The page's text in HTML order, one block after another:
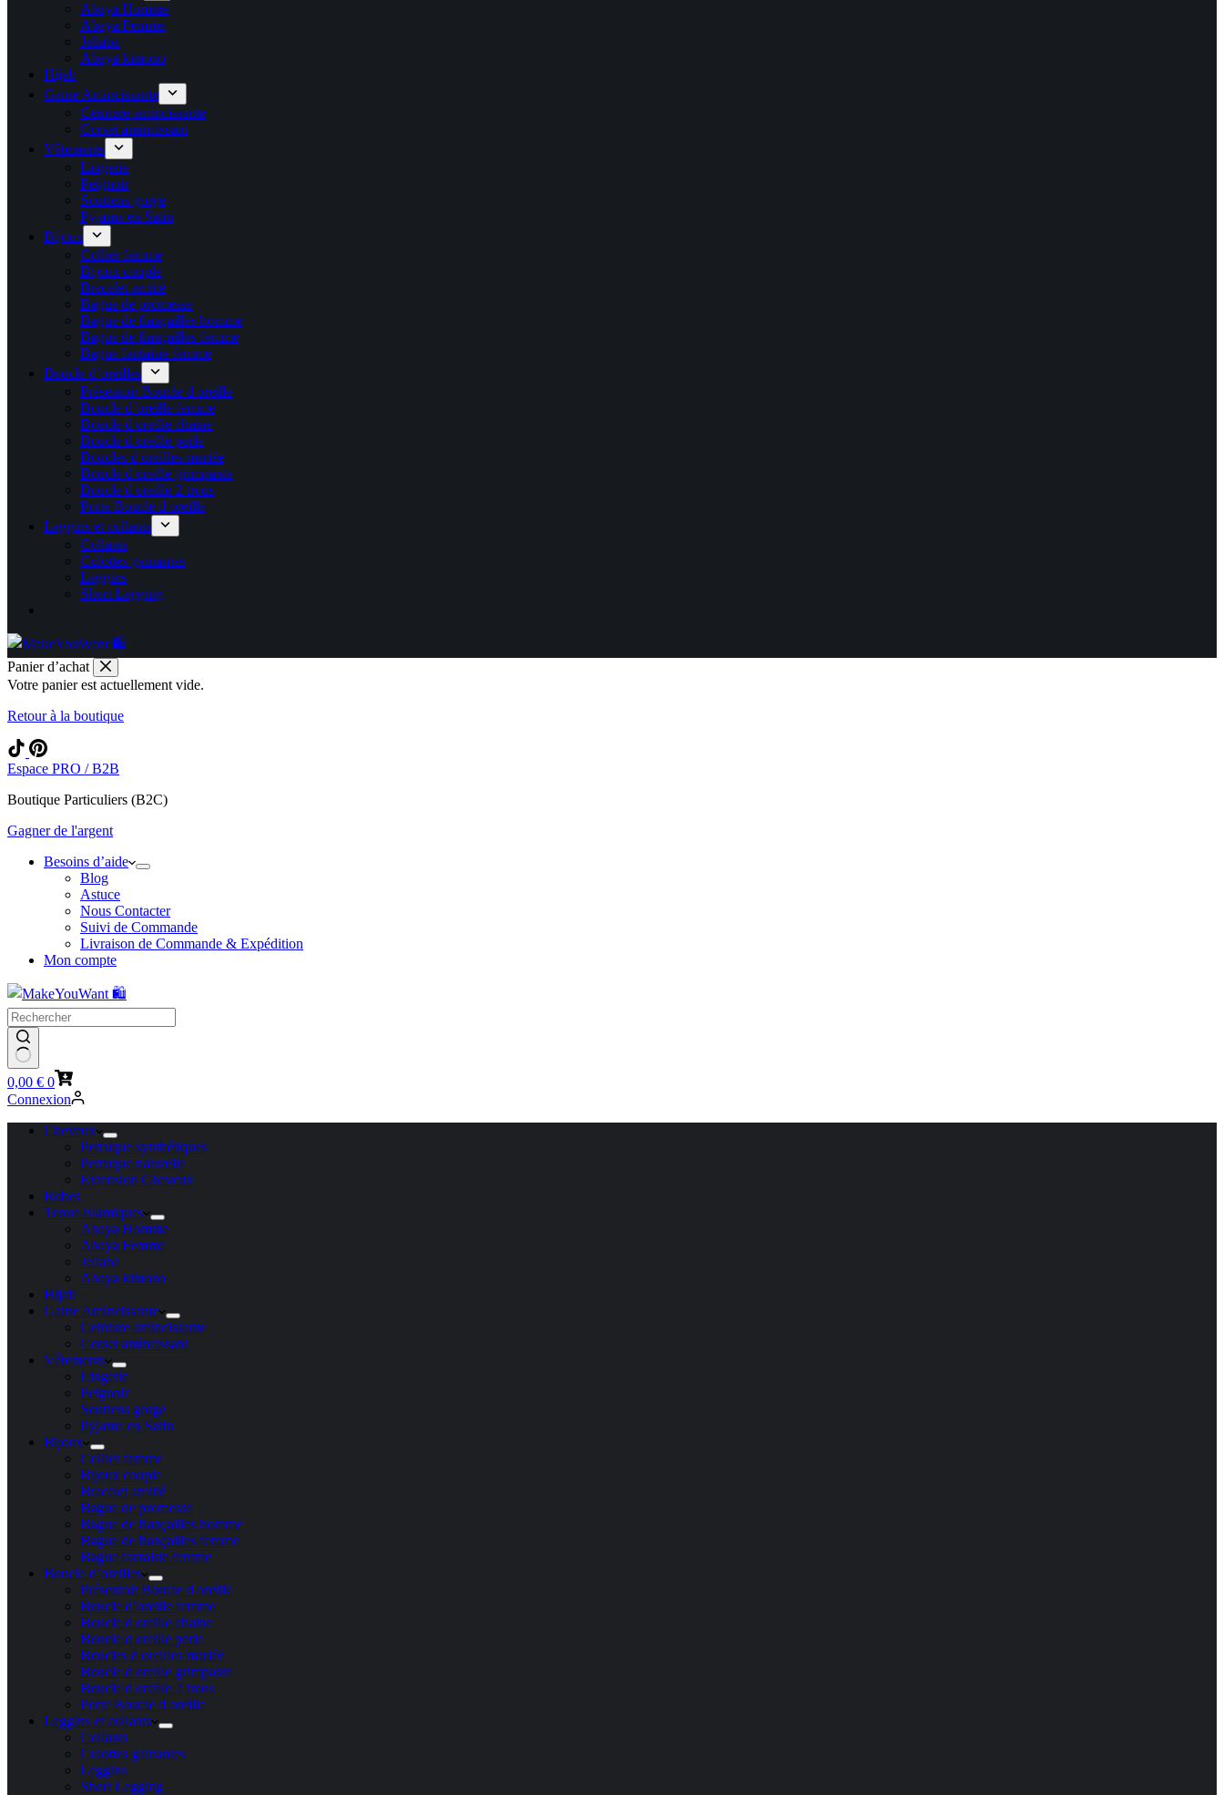
Abaya Homme
Abaya Femme
Jellaba
Abaya kimono
Hijab
Gaine Amincissante
Ceinture amincissante
Corset amincissant
Vêtements
Lingerie
Peignoir
Soutiens gorge
Pyjama en Satin
Bijoux
Collier femme
Bijoux couple
Bracelet amitié
Bague de promesse
Bague de fiançailles homme
Bague de fiançailles femme
Bague fantaisie femme
Boucle d’oreilles
Présentoir Boucle d oreille
Boucle d’oreille femme
Boucle d oreille chaine
Boucle d oreille perle
Boucles d oreilles mariée
Boucle d oreille grimpante
Boucle d oreille 2 trous
Porte Boucle d oreille
Leggins et collants
Collants
Culottes gainantes
Leggins
Short Legging
Panier d’achat
Votre panier est actuellement vide.
Retour à la boutique
Espace PRO / B2B
Boutique Particuliers (B2C)
Gagner de l'argent
Besoins d’aide
Blog
Astuce
Nous Contacter
Suivi de Commande
Livraison de Commande & Expédition
Mon compte
Panier
d’achat
0,00 € 0
Connexion
Cheveux
Perruque synthétiques
Perruque naturelle
Extension Cheveux
Robes
Tenue islamiques
Abaya Homme
Abaya Femme
Jellaba
Abaya kimono
Hijab
Gaine Amincissante
Ceinture amincissante
Corset amincissant
Vêtements
Lingerie
Peignoir
Soutiens gorge
Pyjama en Satin
Bijoux
Collier femme
Bijoux couple
Bracelet amitié
Bague de promesse
Bague de fiançailles homme
Bague de fiançailles femme
Bague fantaisie femme
Boucle d’oreilles
Présentoir Boucle d oreille
Boucle d’oreille femme
Boucle d oreille chaine
Boucle d oreille perle
Boucles d oreilles mariée
Boucle d oreille grimpante
Boucle d oreille 2 trous
Porte Boucle d oreille
Leggins et collants
Collants
Culottes gainantes
Leggins
Short Legging